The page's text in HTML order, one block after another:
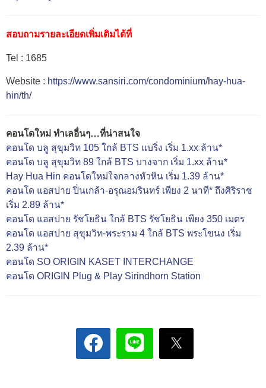
สอบถามรายละเอียดเพิ่มเติมได้ที่
Tel : 1685
Website : https://www.sansiri.com/condominium/hay-hua-
hin/th/
คอนโดใหม่ ทำเลอื่นๆ…ที่น่าสนใจ
คอนโด บลู สุขุมวิท 105 ใกล้ BTS แบริ่ง เริ่ม 1.xx ล้าน*
คอนโด บลู สุขุมวิท 89 ใกล้ BTS บางจาก เริ่ม 1.xx ล้าน*
Hay Hua Hin คอนโดใหม่ใจกลางหัวหิน เริ่ม 1.39 ล้าน*
คอนโด แอสปาย ปิ่นเกล้า-อรุณอมรินทร์ เพียง 2 นาที* ถึงศิริราช
เริ่ม 2.89 ล้าน*
คอนโด แอสปาย รัชโยธิน ใกล้ BTS รัชโยธิน เพียง 350 เมตร
คอนโด แอสปาย สุขุมวิท-พระราม 4 ใกล้ BTS พระโขนง เริ่ม
2.39 ล้าน*
คอนโด SO ORIGIN KASET INTERCHANGE
คอนโด ORIGIN Plug & Play Sirindhorn Station